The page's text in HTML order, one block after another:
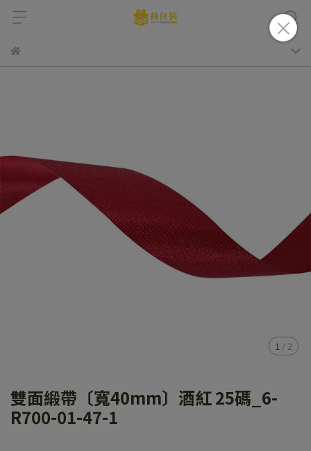
1 / 2
雙面緞帶〔寬40mm〕酒紅 25碼_6-
R700-01-47-1